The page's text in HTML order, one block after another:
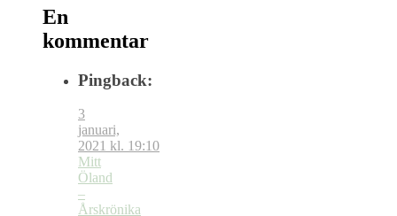
En
kommentar
Pingback:
3
januari,
2021 kl. 19:10
Mitt
Öland
–
Årskrönika